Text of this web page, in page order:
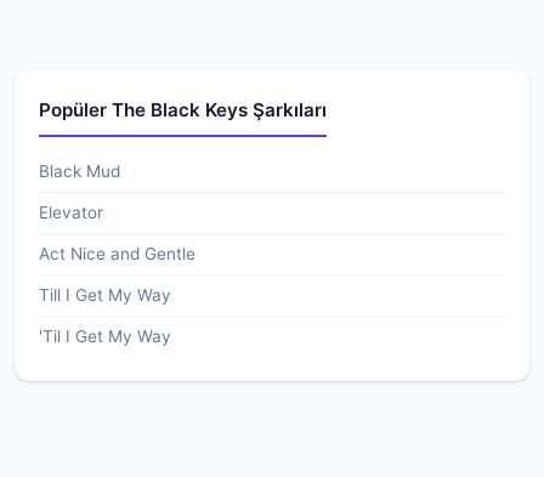
Popüler The Black Keys Şarkıları
Black Mud
Elevator
Act Nice and Gentle
Till I Get My Way
'Til I Get My Way